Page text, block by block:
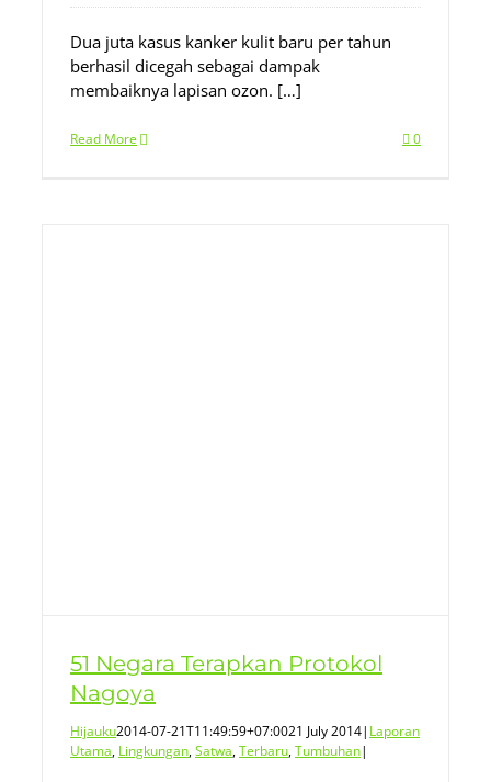
Dua juta kasus kanker kulit baru per tahun
berhasil dicegah sebagai dampak
membaiknya lapisan ozon. […]
Read More 0
51 Negara Terapkan Protokol
Nagoya
Hijauku2014-07-21T11:49:59+07:0021 July 2014| Laporan
Utama, Lingkungan,Satwa,Terbaru,Tumbuhan|